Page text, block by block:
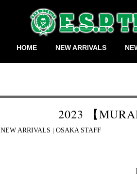
HOME NEW ARRIVALS
2023 【
NEW ARRIVALS | OSAKA STAFF